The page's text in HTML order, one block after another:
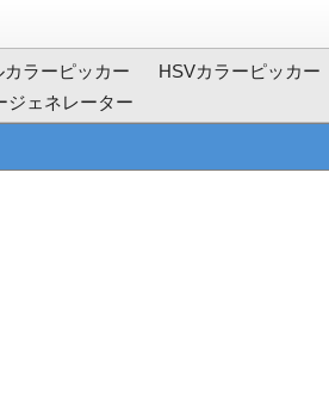
カラーピッカー HSVカラーピッカー
ジェネレーター